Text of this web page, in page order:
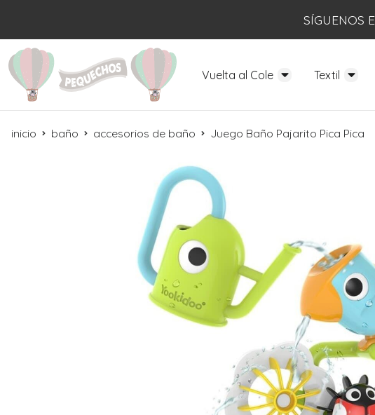
SÍGUENOS
Vuelta al Cole Textil
inicio baño accesorios de baño Juego Baño Pajarito Pica Pica